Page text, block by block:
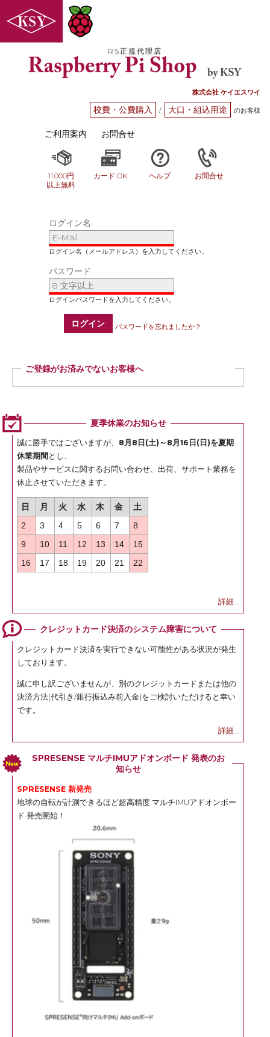
RS正規代理店
株式会社 ケイエスワイ
校費・公費購入 / 大口・組込用途 のお客様
ご利用案内 お問合せ
11,000円
以上無料
カード OK ヘルプ お問合せ
ログイン名:
パスワード:
ログイン パスワードを忘れましたか？
ご登録がお済みでないお客様へ
ご登録いただくと商品ご購入の際、お届け先情報などを毎回ご入力いただかなく
夏季休業のお知らせ
誠に勝手ではございますが、 8月8日(土)～8月16日(日)を夏期
休業期間 とし、
製品やサービスに関するお問い合わせ、出荷、サポート業務を
休止させていただきます。
日 月 火 水 木 金
土
2
3 4 5 6 7
8
9
10 11 12 13 14
15
16
17 18 19 20 21 22
詳細...
クレジットカード決済のシステム障害について
クレジットカード決済を実行できない可能性がある状況が発生
しております。
誠に申し訳ございませんが、別のクレジットカードまたは他の
決済方法(代引き/銀行振込み前入金)をご検討いただけると幸い
です。
詳細...
SPRESENSE マルチIMUアドオンボード 発表のお
知らせ
SPRESENSE 新発売
地球の自転が計測できるほど超高精度 マルチIMUアドオンボー
ド 発売開始！